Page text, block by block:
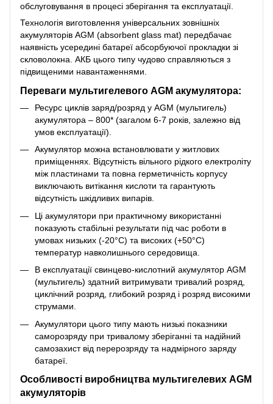
обслуговування в процесі зберігання та експлуатації.
Технологія виготовлення універсальних зовнішніх
акумуляторів AGM (absorbent glass mat) передбачає
наявність усередині батареї абсорбуючої прокладки зі
скловолокна. АКБ цього типу чудово справляються з
підвищеними навантаженнями.
Переваги мультигелевого AGM акумулятора:
Ресурс циклів заряд/розряд у AGM (мультигель)
акумулятора – 800* (загалом 6-7 років, залежно від
умов експлуатації).
Акумулятор можна встановлювати у житлових
приміщеннях. Відсутність вільного рідкого електроліту
між пластинами та повна герметичність корпусу
виключають витікання кислоти та гарантують
відсутність шкідливих випарів.
Ці акумулятори при практичному використанні
показують стабільні результати під час роботи в
умовах низьких (-20°С) та високих (+50°С)
температур навколишнього середовища.
В експлуатації свинцево-кислотний акумулятор AGM
(мультигель) здатний витримувати тривалий розряд,
циклічний розряд, глибокий розряд і розряд високими
струмами.
Акумулятори цього типу мають низькі показники
саморозряду при тривалому зберіганні та надійний
самозахист від перерозряду та надмірного заряду
батареї.
Особливості виробництва мультигелевих AGM
акумуляторів